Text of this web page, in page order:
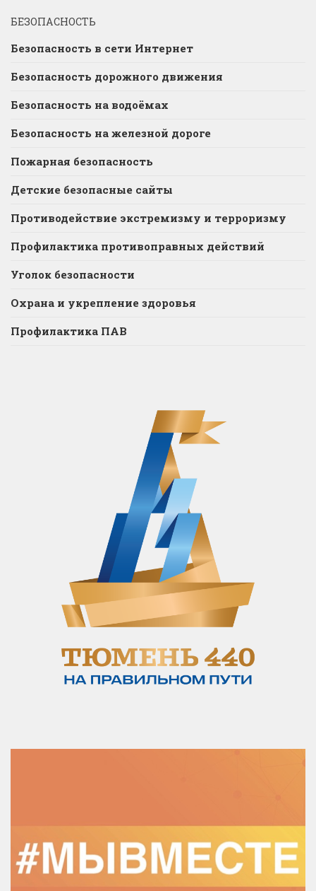
БЕЗОПАСНОСТЬ
Безопасность в сети Интернет
Безопасность дорожного движения
Безопасность на водоёмах
Безопасность на железной дороге
Пожарная безопасность
Детские безопасные сайты
Противодействие экстремизму и терроризму
Профилактика противоправных действий
Уголок безопасности
Охрана и укрепление здоровья
Профилактика ПАВ